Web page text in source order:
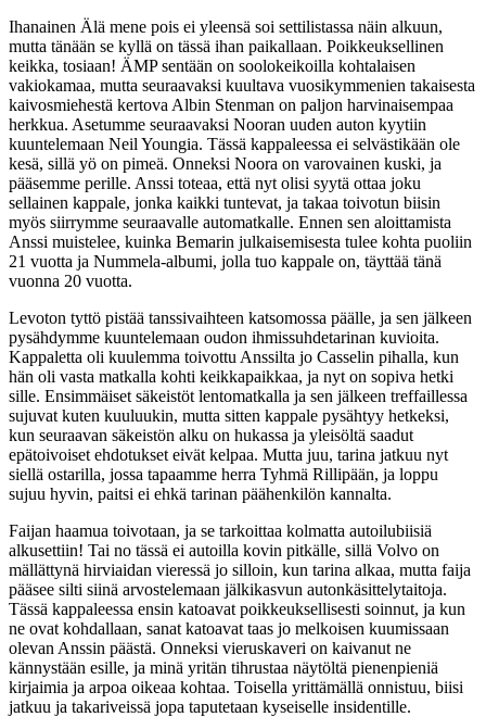
Ihanainen Älä mene pois ei yleensä soi settilistassa näin alkuun,
mutta tänään se kyllä on tässä ihan paikallaan. Poikkeuksellinen
keikka, tosiaan! ÄMP sentään on soolokeikoilla kohtalaisen
vakiokamaa, mutta seuraavaksi kuultava vuosikymmenien takaisesta
kaivosmiehestä kertova Albin Stenman on paljon harvinaisempaa
herkkua. Asetumme seuraavaksi Nooran uuden auton kyytiin
kuuntelemaan Neil Youngia. Tässä kappaleessa ei selvästikään ole
kesä, sillä yö on pimeä. Onneksi Noora on varovainen kuski, ja
pääsemme perille. Anssi toteaa, että nyt olisi syytä ottaa joku
sellainen kappale, jonka kaikki tuntevat, ja takaa toivotun biisin
myös siirrymme seuraavalle automatkalle. Ennen sen aloittamista
Anssi muistelee, kuinka Bemarin julkaisemisesta tulee kohta puoliin
21 vuotta ja Nummela-albumi, jolla tuo kappale on, täyttää tänä
vuonna 20 vuotta.
Levoton tyttö pistää tanssivaihteen katsomossa päälle, ja sen jälkeen
pysähdymme kuuntelemaan oudon ihmissuhdetarinan kuvioita.
Kappaletta oli kuulemma toivottu Anssilta jo Casselin pihalla, kun
hän oli vasta matkalla kohti keikkapaikkaa, ja nyt on sopiva hetki
sille. Ensimmäiset säkeistöt lentomatkalla ja sen jälkeen treffaillessa
sujuvat kuten kuuluukin, mutta sitten kappale pysähtyy hetkeksi,
kun seuraavan säkeistön alku on hukassa ja yleisöltä saadut
epätoivoiset ehdotukset eivät kelpaa. Mutta juu, tarina jatkuu nyt
siellä ostarilla, jossa tapaamme herra Tyhmä Rillipään, ja loppu
sujuu hyvin, paitsi ei ehkä tarinan päähenkilön kannalta.
Faijan haamua toivotaan, ja se tarkoittaa kolmatta autoilubiisiä
alkusettiin! Tai no tässä ei autoilla kovin pitkälle, sillä Volvo on
mällättynä hirviaidan vieressä jo silloin, kun tarina alkaa, mutta faija
pääsee silti siinä arvostelemaan jälkikasvun autonkäsittelytaitoja.
Tässä kappaleessa ensin katoavat poikkeuksellisesti soinnut, ja kun
ne ovat kohdallaan, sanat katoavat taas jo melkoisen kuumissaan
olevan Anssin päästä. Onneksi vieruskaveri on kaivanut ne
kännystään esille, ja minä yritän tihrustaa näytöltä pienenpieniä
kirjaimia ja arpoa oikeaa kohtaa. Toisella yrittämällä onnistuu, biisi
jatkuu ja takariveissä jopa taputetaan kyseiselle insidentille.